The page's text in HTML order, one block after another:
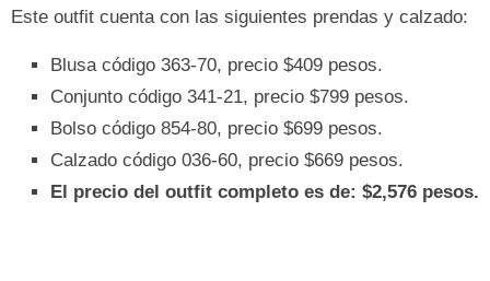
Este outfit cuenta con las siguientes prendas y calzado:
Blusa código 363-70, precio $409 pesos.
Conjunto código 341-21, precio $799 pesos.
Bolso código 854-80, precio $699 pesos.
Calzado código 036-60, precio $669 pesos.
El precio del outfit completo es de: $2,576 pesos.